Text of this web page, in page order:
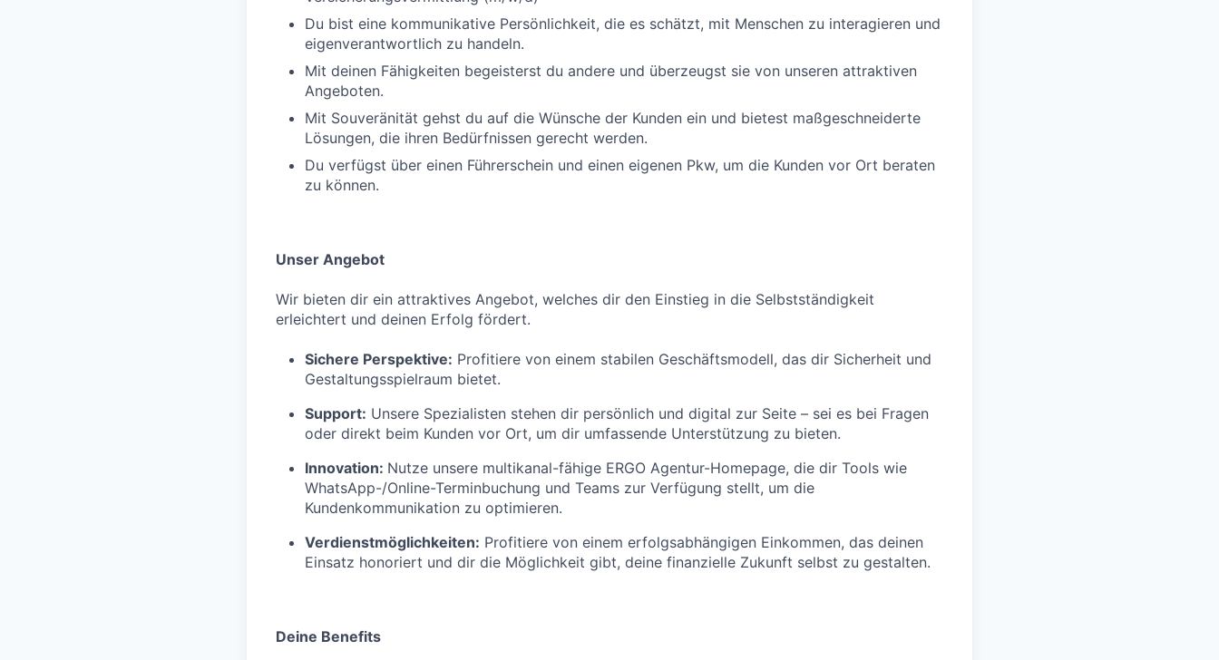
Du bist eine kommunikative Persönlichkeit, die es schätzt, mit Menschen zu interagieren und
eigenverantwortlich zu handeln.
Mit deinen Fähigkeiten begeisterst du andere und überzeugst sie von unseren attraktiven
Angeboten.
Mit Souveränität gehst du auf die Wünsche der Kunden ein und bietest maßgeschneiderte
Lösungen, die ihren Bedürfnissen gerecht werden.
Du verfügst über einen Führerschein und einen eigenen Pkw, um die Kunden vor Ort beraten
zu können.
Unser Angebot
Wir bieten dir ein attraktives Angebot, welches dir den Einstieg in die Selbstständigkeit
erleichtert und deinen Erfolg fördert.
Sichere Perspektive: Profitiere von einem stabilen Geschäftsmodell, das dir Sicherheit und
Gestaltungsspielraum bietet.
Support: Unsere Spezialisten stehen dir persönlich und digital zur Seite – sei es bei Fragen
oder direkt beim Kunden vor Ort, um dir umfassende Unterstützung zu bieten.
Innovation: Nutze unsere multikanal-fähige ERGO Agentur-Homepage, die dir Tools wie
WhatsApp-/Online-Terminbuchung und Teams zur Verfügung stellt, um die
Kundenkommunikation zu optimieren.
Verdienstmöglichkeiten: Profitiere von einem erfolgsabhängigen Einkommen, das deinen
Einsatz honoriert und dir die Möglichkeit gibt, deine finanzielle Zukunft selbst zu gestalten.
Deine Benefits